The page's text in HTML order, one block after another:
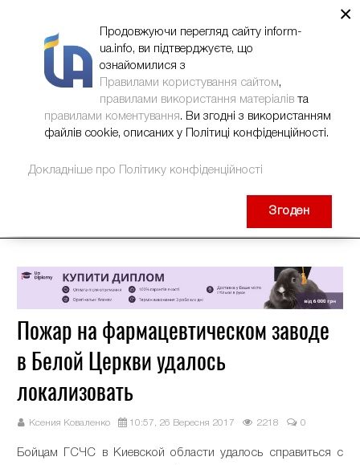
Пожар на фармацевтическом заводе
в Белой Церкви удалось
локализовать
Ксения Коваленко 10:57, 26 Вересня 2017 2218 0
Бойцам ГСЧС в Киевской области удалось справиться с
×
Продовжуючи перегляд сайту inform-
ua.info, ви підтверджуєте, що
ознайомилися з
Правилами користування сайтом,
правилами використання матеріалів та
правилами коментування. Ви згодні з використанням
файлів cookie, описаних у Політиці конфіденційності.
Докладніше про Політику конфіденційності
Згоден